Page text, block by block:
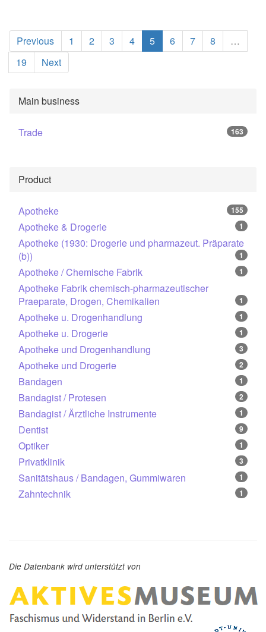
Previous 1 2 3 4 5(current)
6 7 8
…
19
Next
Main business
Trade 163
Product
Apotheke 155
Apotheke & Drogerie 1
Apotheke (1930: Drogerie und pharmazeut. Präparate
(b))
1
Apotheke / Chemische Fabrik 1
Apotheke Fabrik chemisch-pharmazeutischer
Praeparate, Drogen, Chemikalien
1
Apotheke u. Drogenhandlung 1
Apotheke u. Drogerie 1
Apotheke und Drogenhandlung 3
Apotheke und Drogerie 2
Bandagen 1
Bandagist / Protesen 2
Bandagist / Ärztliche Instrumente 1
Dentist 9
Optiker 1
Privatklinik 3
Sanitätshaus / Bandagen, Gummiwaren 1
Zahntechnik 1
Die Datenbank wird unterstützt von